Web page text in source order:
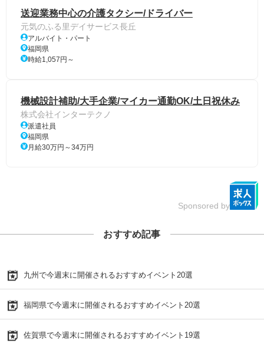
送迎業務中心の介護タクシー/ドライバー
元気のふる里デイサービス長丘
アルバイト・パート
福岡県
時給1,057円～
機械設計補助/大手企業/マイカー通勤OK/土日祝休み
株式会社インターテクノ
派遣社員
福岡県
月給30万円～34万円
Sponsored by
おすすめ記事
九州で今週末に開催されるおすすめイベント20選
福岡県で今週末に開催されるおすすめイベント20選
佐賀県で今週末に開催されるおすすめイベント19選